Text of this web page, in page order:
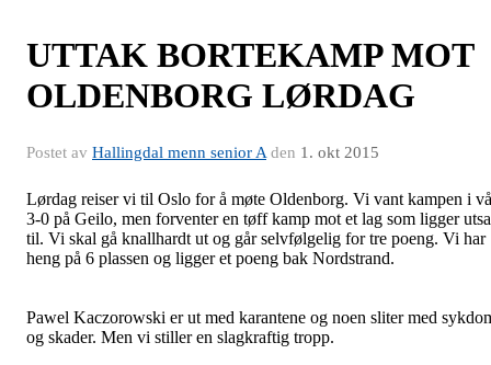
UTTAK BORTEKAMP MOT
OLDENBORG LØRDAG
Postet av Hallingdal menn senior A den 1. okt 2015
Lørdag reiser vi til Oslo for å møte Oldenborg. Vi vant kampen i
3-0 på Geilo, men forventer en tøff kamp mot et lag som ligger
til. Vi skal gå knallhardt ut og går selvfølgelig for tre poeng. Vi har
heng på 6 plassen og ligger et poeng bak Nordstrand.
Pawel Kaczorowski er ut med karantene og noen sliter med
og skader. Men vi stiller en slagkraftig tropp.